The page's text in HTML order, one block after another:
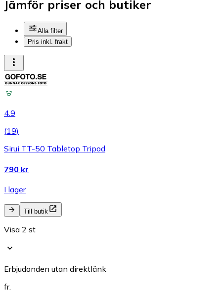
Jämför priser och butiker
Alla filter
Pris inkl. frakt
4.9
(19)
Sirui TT-50 Tabletop Tripod
790 kr
I lager
Till butik
Visa 2 st
Erbjudanden utan direktlänk
fr.